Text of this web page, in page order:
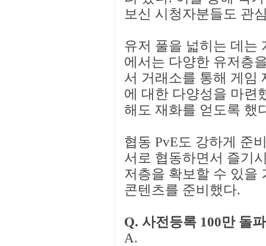
보신 시청자분들도 관
유저 풀을 넓히는 데는
에서는 다양한 유저층
서 거래소를 통해 게임
에 대한 다양성을 마련
해도 재화를 얻도록 했
협동 PvE도 강하게 준
서로 협동하면서 즐기
저층을 확보할 수 있을
콘텐츠를 준비했다.
Q. 사전등록 100만 돌
A.